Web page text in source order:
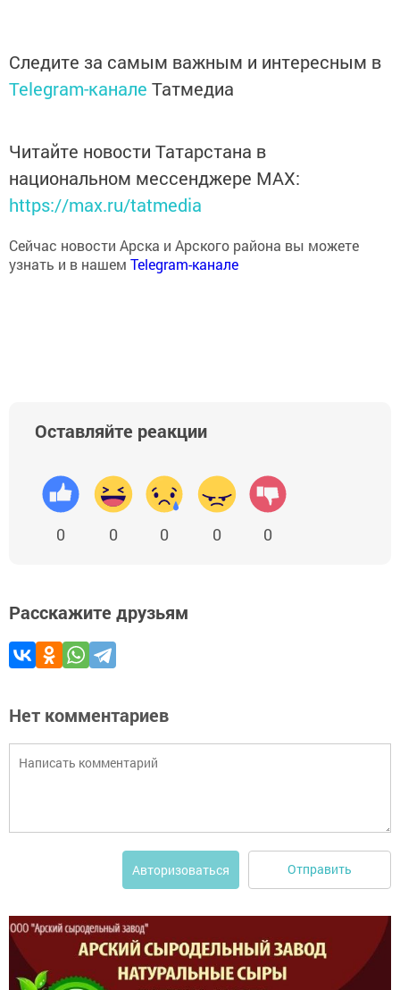
Следите за самым важным и интересным в
Telegram-канале Татмедиа
Читайте новости Татарстана в
национальном мессенджере MАХ:
https://max.ru/tatmedia
Сейчас новости Арска и Арского района вы можете
узнать и в нашем Telegram-канале
Оставляйте реакции
0 0 0 0 0
Расскажите друзьям
Нет комментариев
Авторизоваться Отправить